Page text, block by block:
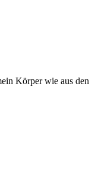
Körper wie aus den